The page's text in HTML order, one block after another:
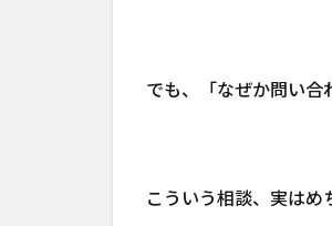
でも、「なぜか問い合
こういう相談、実はめ